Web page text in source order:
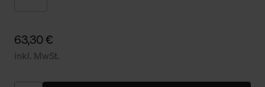
63,30 €
inkl. MwSt.